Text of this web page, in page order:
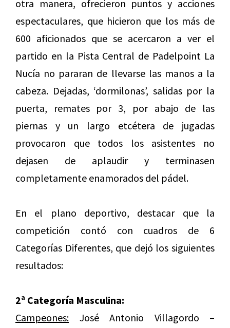
otra manera, ofrecieron puntos y acciones
espectaculares, que hicieron que los más de
600 aficionados que se acercaron a ver el
partido en la Pista Central de Padelpoint La
Nucía no pararan de llevarse las manos a la
cabeza. Dejadas, ‘dormilonas’, salidas por la
puerta, remates por 3, por abajo de las
piernas y un largo etcétera de jugadas
provocaron que todos los asistentes no
dejasen de aplaudir y terminasen
completamente enamorados del pádel.
En el plano deportivo, destacar que la
competición contó con cuadros de 6
Categorías Diferentes, que dejó los siguientes
resultados:
2ª Categoría Masculina:
Campeones: José Antonio Villagordo –